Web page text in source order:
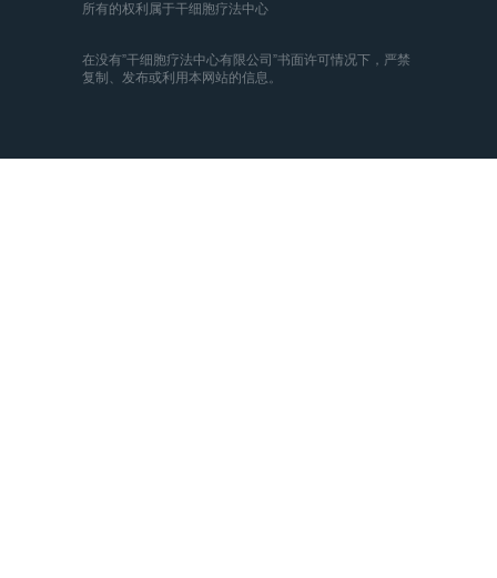
所有的权利属于干细胞疗法中心
在没有”干细胞疗法中心有限公司”书面许可情况下，严禁
复制、发布或利用本网站的信息。